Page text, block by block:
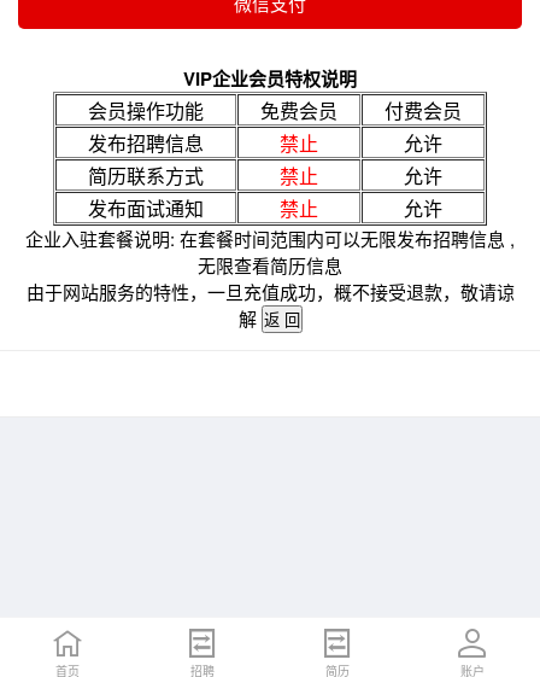
VIP企业会员特权说明
会员操作功能 免费会员
付费会员
发布招聘信息
禁止
允许
简历联系方式
禁止
允许
发布面试通知
禁止 允许
企业入驻套餐说明: 在套餐时间范围内可以无限发布招聘信息 ,
无限查看简历信息
由于网站服务的特性，一旦充值成功，概不接受退款，敬请谅
解
首页 招聘 简历 账户